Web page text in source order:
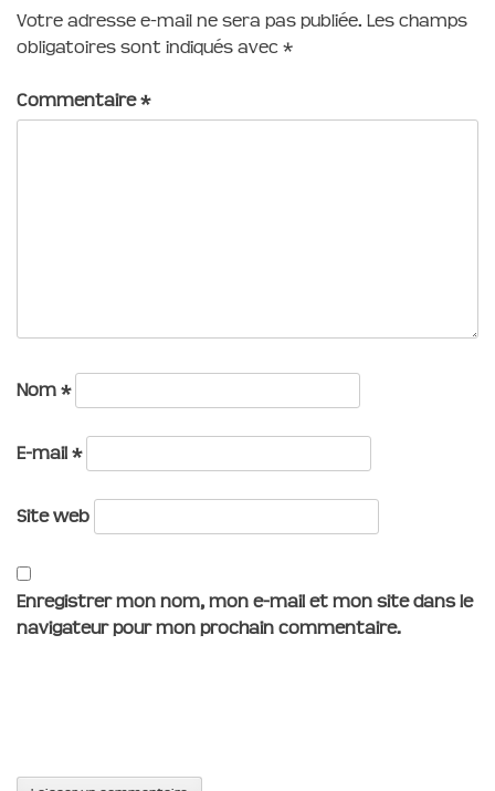
Votre adresse e-mail ne sera pas publiée. Les champs
obligatoires sont indiqués avec *
Commentaire*
Nom *
E-mail *
Site web
Enregistrer mon nom, mon e-mail et mon site dans le
navigateur pour mon prochain commentaire.